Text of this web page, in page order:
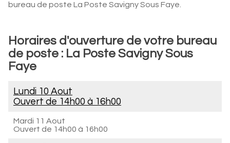
bureau de poste La Poste Savigny Sous Faye.
Horaires d'ouverture de votre bureau
de poste : La Poste Savigny Sous
Faye
Lundi 10 Aout
Ouvert de 14h00 à 16h00
Mardi 11 Aout
Ouvert de 14h00 à 16h00